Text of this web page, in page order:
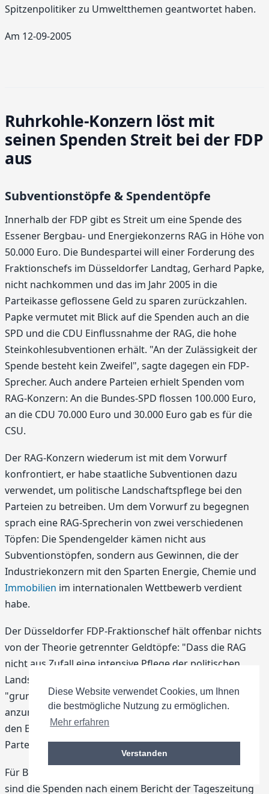
Diese Website verwendet Cookies, um Ihnen
die bestmögliche Nutzung zu ermöglichen.
Mehr erfahren
Verstanden
Spitzenpolitiker zu Umweltthemen geantwortet haben.
Am 12-09-2005
Ruhrkohle-Konzern löst mit
seinen Spenden Streit bei der FDP
aus
Subventionstöpfe & Spendentöpfe
Innerhalb der FDP gibt es Streit um eine Spende des
Essener Bergbau- und Energiekonzerns RAG in Höhe von
50.000 Euro. Die Bundespartei will einer Forderung des
Fraktionschefs im Düsseldorfer Landtag, Gerhard Papke,
nicht nachkommen und das im Jahr 2005 in die
Parteikasse geflossene Geld zu sparen zurückzahlen.
Papke vermutet mit Blick auf die Spenden auch an die
SPD und die CDU Einflussnahme der RAG, die hohe
Steinkohlesubventionen erhält. "An der Zulässigkeit der
Spende besteht kein Zweifel", sagte dagegen ein FDP-
Sprecher. Auch andere Parteien erhielt Spenden vom
RAG-Konzern: An die Bundes-SPD flossen 100.000 Euro,
an die CDU 70.000 Euro und 30.000 Euro gab es für die
CSU.
Der RAG-Konzern wiederum ist mit dem Vorwurf
konfrontiert, er habe staatliche Subventionen dazu
verwendet, um politische Landschaftspflege bei den
Parteien zu betreiben. Um dem Vorwurf zu begegnen
sprach eine RAG-Sprecherin von zwei verschiedenen
Töpfen: Die Spendengelder kämen nicht aus
Subventionstöpfen, sondern aus Gewinnen, die der
Industriekonzern mit den Sparten Energie, Chemie und
Immobilien im internationalen Wettbewerb verdient
habe.
Der Düsseldorfer FDP-Fraktionschef hält offenbar nichts
von der Theorie getrennter Geldtöpfe: "Dass die RAG
nicht aus Zufall eine intensive Pflege der politischen
Landschaft betreibt, ist klar", so Papke. Er halte es
"grundsätzlich für falsch, eine Spende der RAG
anzunehmen, solange sie Milliardensubventionen für
den Bergbau erhält." Dies müsse auch für die anderen
Parteien gelten.
Für Bundesrechnungshof und Bundestagsverwaltung
sind die Spenden nach einem Bericht der Tageszeitung